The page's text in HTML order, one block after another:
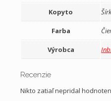
Kopyto
Farba
Výrobca
Recenzie
Nikto zatiaľ nepridal